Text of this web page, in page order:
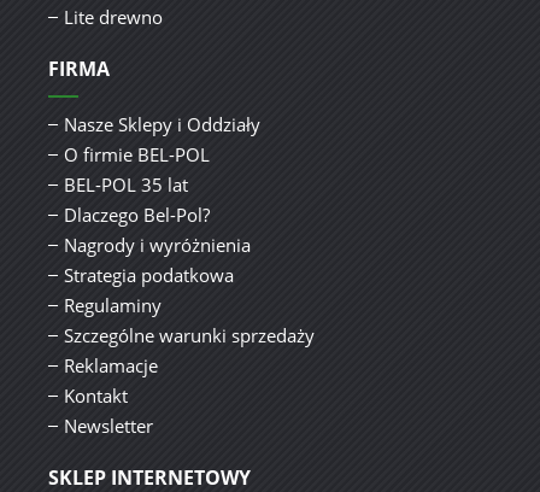
Lite drewno
FIRMA
Nasze Sklepy i Oddziały
O firmie BEL-POL
BEL-POL 35 lat
Dlaczego Bel-Pol?
Nagrody i wyróżnienia
Strategia podatkowa
Regulaminy
Szczególne warunki sprzedaży
Reklamacje
Kontakt
Newsletter
SKLEP INTERNETOWY